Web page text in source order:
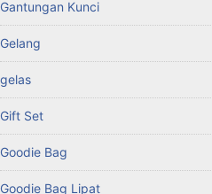
Gantungan Kunci
Gelang
gelas
Gift Set
Goodie Bag
Goodie Bag Lipat